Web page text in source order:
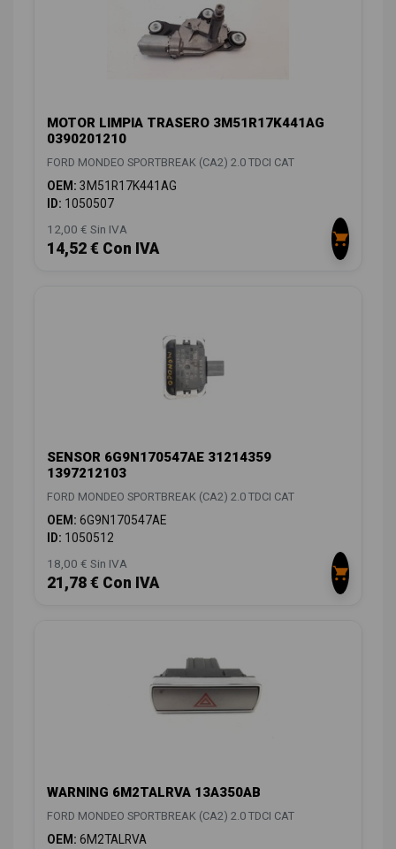
MOTOR LIMPIA TRASERO 3M51R17K441AG
0390201210
FORD MONDEO SPORTBREAK (CA2) 2.0 TDCI CAT
OEM: 3M51R17K441AG
ID: 1050507
12,00 € Sin IVA
14,52 € Con IVA
SENSOR 6G9N170547AE 31214359
1397212103
FORD MONDEO SPORTBREAK (CA2) 2.0 TDCI CAT
OEM: 6G9N170547AE
ID: 1050512
18,00 € Sin IVA
21,78 € Con IVA
WARNING 6M2TALRVA 13A350AB
FORD MONDEO SPORTBREAK (CA2) 2.0 TDCI CAT
OEM: 6M2TALRVA